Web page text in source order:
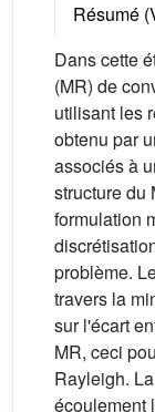
Résumé
Dans cette
(MR) de
utilisant les
obtenu par
associés à
structure du
formulation
problème.
travers la
sur l'écart
MR, ceci
Rayleigh.
écoulement